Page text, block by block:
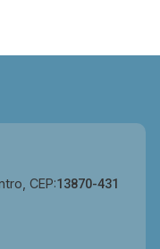
CEP:13870-431